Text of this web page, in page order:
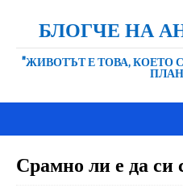
БЛОГЧЕ НА
"ЖИВОТЪТ Е ТОВА, КОЕТО
Срамно ли е да си